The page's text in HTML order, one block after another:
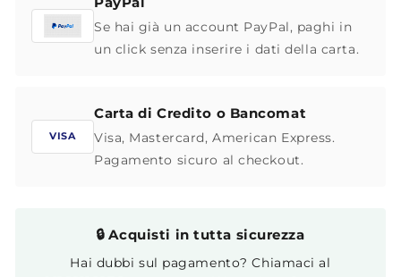
Se hai già un account PayPal, paghi in
un click senza inserire i dati della carta.
VISA
Carta di Credito o Bancomat
Visa, Mastercard, American Express.
Pagamento sicuro al checkout.
🔒 Acquisti in tutta sicurezza
Hai dubbi sul pagamento? Chiamaci al